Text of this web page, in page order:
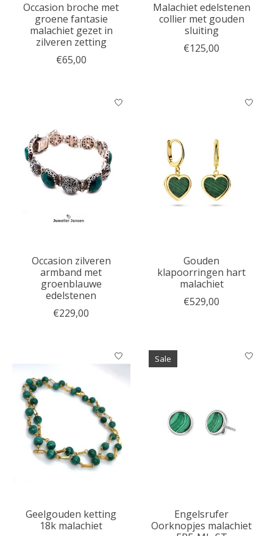
Occasion broche met
groene fantasie
malachiet gezet in
zilveren zetting
€65,00
Malachiet edelstenen
collier met gouden
sluiting
€125,00
Occasion zilveren
armband met
groenblauwe
edelstenen
€229,00
Gouden
klapoorringen hart
malachiet
€529,00
Geelgouden ketting
18k malachiet
Sale
Engelsrufer
Oorknopjes malachiet